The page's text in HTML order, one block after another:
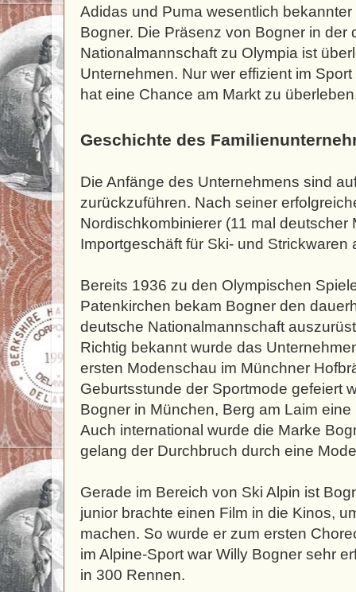
Adidas und Puma wesentlich
Bogner. Die Präsenz von Bogner in der
Nationalmannschaft zu Olympia ist
Unternehmen. Nur wer effizient im
hat eine Chance am Markt zu
Geschichte des
Die Anfänge des Unternehmens sind
zurückzuführen. Nach seiner
Nordischkombinierer (11 mal deutscher
Importgeschäft für Ski- und Strickwaren
Bereits 1936 zu den Olympischen
Patenkirchen bekam Bogner den
deutsche Nationalmannschaft
Richtig bekannt wurde das
ersten Modenschau im Münchner
Geburtsstunde der Sportmode gefeiert
Bogner in München, Berg am Laim
Auch international wurde die Marke
gelang der Durchbruch durch eine
Gerade im Bereich von Ski Alpin ist
junior brachte einen Film in die Kinos,
machen. So wurde er zum ersten
im Alpine-Sport war Willy Bogner sehr
in 300 Rennen.